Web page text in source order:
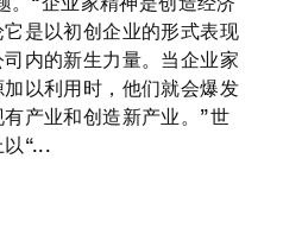
是以初创企业的形式表现
内的新生力量。当企业家
以利用时，他们就会爆发
产业和创造新产业。”世
“...